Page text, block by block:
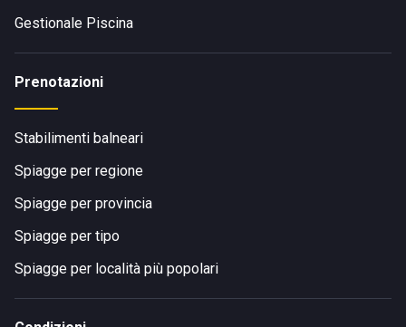
Gestionale Piscina
Prenotazioni
Stabilimenti balneari
Spiagge per regione
Spiagge per provincia
Spiagge per tipo
Spiagge per località più popolari